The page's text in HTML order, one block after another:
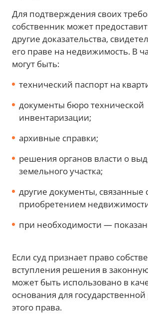
Для подтверждения своих
собственник может
другие доказательства,
его праве на недвижимость. В
могут быть:
технический паспорт на
документы бюро технической
инвентаризации;
архивные справки;
решения органов власти о
земельного участка;
другие документы, связанные
приобретением
при необходимости —
Если суд признает право
вступления решения в
может быть использовано в
основания для
этого права.